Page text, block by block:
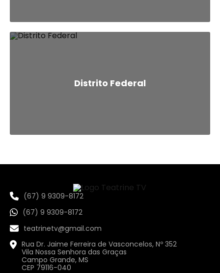
Distrito Federal
(67) 9 9309-8172
(67) 9 9309-8172
teatrinetv@gmail.com
Rua Dr. Jaime Ferreira de Vasconcelos, Nº 352
Vila Nossa Senhora das Graças
Campo Grande, MS
CEP 79116-040